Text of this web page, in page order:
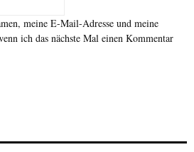
meine E-Mail-Adresse und meine
ich das nächste Mal einen Kommentar